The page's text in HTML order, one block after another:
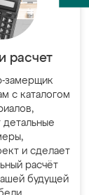
расчет
замерщик
с каталогом
и сделает
расчёт
будущей